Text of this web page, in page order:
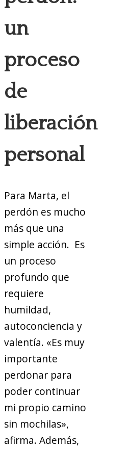
un
proceso
de
liberación
personal
Para Marta, el
perdón es mucho
más que una
simple acción. Es
un proceso
profundo que
requiere
humildad,
autoconciencia y
valentía. «Es muy
importante
perdonar para
poder continuar
mi propio camino
sin mochilas»,
afirma. Además,